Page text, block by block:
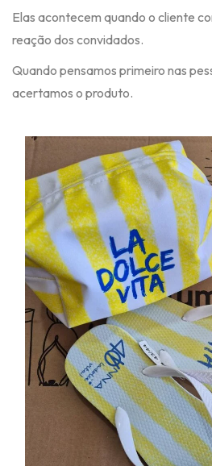
Elas acontecem quando o cliente
reação dos convidados.
Quando pensamos primeiro nas
acertamos o produto.